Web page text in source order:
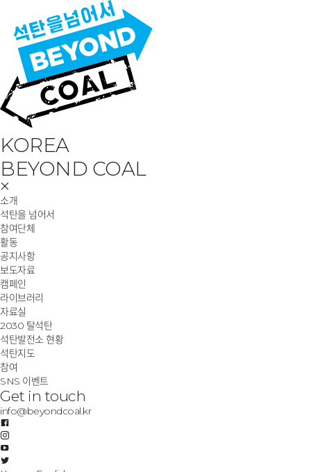
KOREA
BEYOND COAL
소개
석탄을 넘어서
참여단체
활동
공지사항
보도자료
캠페인
라이브러리
자료실
2030 탈석탄
석탄발전소 현황
석탄지도
참여
SNS 이벤트
Get in touch
info@beyondcoal.kr